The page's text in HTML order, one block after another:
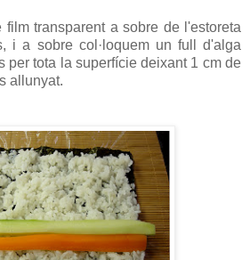
film transparent a sobre de l'estoreta
i a sobre col·loquem un full d'alga
per tota la superfície deixant 1 cm de
allunyat.